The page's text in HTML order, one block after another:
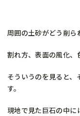
周囲の土砂がどう削ら
割れ方、表面の風化、
そういうのを見ると、
す。
現地で見た巨石の中